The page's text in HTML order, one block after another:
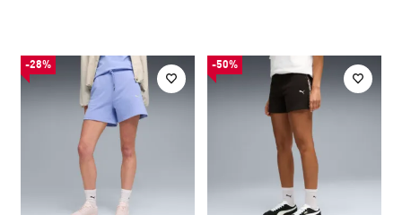
-28% -50%